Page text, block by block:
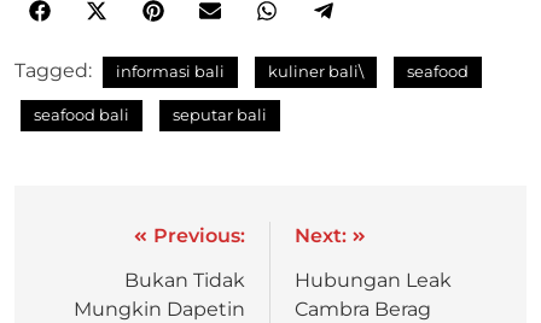
Tagged: informasi bali kuliner bali\ seafood
seafood bali seputar bali
Previous:
Bukan Tidak
Mungkin Dapetin
Next:
Hubungan Leak
Cambra Berag